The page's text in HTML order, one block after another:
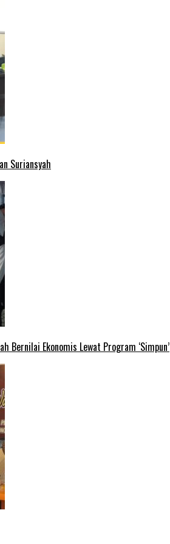
Suriansyah
Bernilai Ekonomis Lewat Program ‘Simpun’